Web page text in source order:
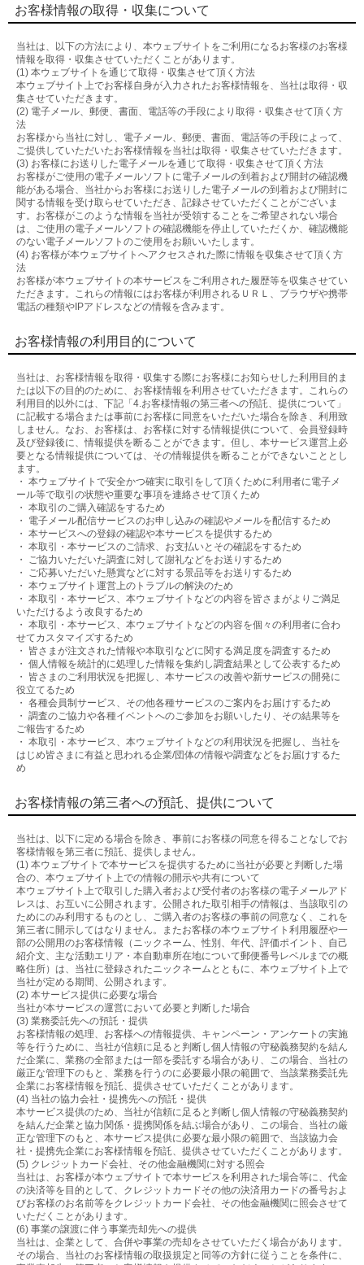
お客様情報の取得・収集について
当社は、以下の方法により、本ウェブサイトをご利用になるお客様のお客様
情報を取得・収集させていただくことがあります。
(1) 本ウェブサイトを通じて取得・収集させて頂く方法
本ウェブサイト上でお客様自身が入力されたお客様情報を、当社は取得・収
集させていただきます。
(2) 電子メール、郵便、書面、電話等の手段により取得・収集させて頂く方
法
お客様から当社に対し、電子メール、郵便、書面、電話等の手段によって、
ご提供していただいたお客様情報を当社は取得・収集させていただきます。
(3) お客様にお送りした電子メールを通じて取得・収集させて頂く方法
お客様がご使用の電子メールソフトに電子メールの到着および開封の確認機
能がある場合、当社からお客様にお送りした電子メールの到着および開封に
関する情報を受け取らせていただき、記録させていただくことがございま
す。お客様がこのような情報を当社が受領することをご希望されない場合
は、ご使用の電子メールソフトの確認機能を停止していただくか、確認機能
のない電子メールソフトのご使用をお願いいたします。
(4) お客様が本ウェブサイトへアクセスされた際に情報を収集させて頂く方
法
お客様が本ウェブサイトの本サービスをご利用された履歴等を収集させてい
ただきます。これらの情報にはお客様が利用されるＵＲＬ、ブラウザや携帯
電話の種類やIPアドレスなどの情報を含みます。
お客様情報の利用目的について
当社は、お客様情報を取得・収集する際にお客様にお知らせした利用目的ま
たは以下の目的のために、お客様情報を利用させていただきます。これらの
利用目的以外には、下記「4.お客様情報の第三者への預託、提供について」
に記載する場合または事前にお客様に同意をいただいた場合を除き、利用致
しません。なお、お客様は、お客様に対する情報提供について、会員登録時
及び登録後に、情報提供を断ることができます。但し、本サービス運営上必
要となる情報提供については、その情報提供を断ることができないこととし
ます。
・ 本ウェブサイトで安全かつ確実に取引をして頂くために利用者に電子メ
ール等で取引の状態や重要な事項を連絡させて頂くため
・ 本取引のご購入確認をするため
・ 電子メール配信サービスのお申し込みの確認やメールを配信するため
・ 本サービスへの登録の確認や本サービスを提供するため
・ 本取引・本サービスのご請求、お支払いとその確認をするため
・ ご協力いただいた調査に対して謝礼などをお送りするため
・ ご応募いただいた懸賞などに対する景品等をお送りするため
・ 本ウェブサイト運営上のトラブルの解決のため
・ 本取引・本サービス、本ウェブサイトなどの内容を皆さまがよりご満足
いただけるよう改良するため
・ 本取引・本サービス、本ウェブサイトなどの内容を個々の利用者に合わ
せてカスタマイズするため
・ 皆さまが注文された情報や本取引などに関する満足度を調査するため
・ 個人情報を統計的に処理した情報を集約し調査結果として公表するため
・ 皆さまのご利用状況を把握し、本サービスの改善や新サービスの開発に
役立てるため
・ 各種会員制サービス、その他各種サービスのご案内をお届けするため
・ 調査のご協力や各種イベントへのご参加をお願いしたり、その結果等を
ご報告するため
・ 本取引・本サービス、本ウェブサイトなどの利用状況を把握し、当社を
はじめ皆さまに有益と思われる企業/団体の情報や調査などをお届けするた
め
お客様情報の第三者への預託、提供について
当社は、以下に定める場合を除き、事前にお客様の同意を得ることなしでお
客様情報を第三者に預託、提供しません。
(1) 本ウェブサイトで本サービスを提供するために当社が必要と判断した場
合の、本ウェブサイト上での情報の開示や共有について
本ウェブサイト上で取引した購入者および受付者のお客様の電子メールアド
レスは、お互いに公開されます。公開された取引相手の情報は、当該取引の
ためにのみ利用するものとし、ご購入者のお客様の事前の同意なく、これを
第三者に開示してはなりません。またお客様の本ウェブサイト利用履歴や一
部の公開用のお客様情報（ニックネーム、性別、年代、評価ポイント、自己
紹介文、主な活動エリア・本自動車所在地について郵便番号レベルまでの概
略住所）は、当社に登録されたニックネームとともに、本ウェブサイト上で
当社が定める期間、公開されます。
(2) 本サービス提供に必要な場合
当社が本サービスの運営において必要と判断した場合
(3) 業務委託先への預託・提供
お客様情報の処理、お客様への情報提供、キャンペーン・アンケートの実施
等を行うために、当社が信頼に足ると判断し個人情報の守秘義務契約を結ん
だ企業に、業務の全部または一部を委託する場合があり、この場合、当社の
厳正な管理下のもと、業務を行うのに必要最小限の範囲で、当該業務委託先
企業にお客様情報を預託、提供させていただくことがあります。
(4) 当社の協力会社・提携先への預託・提供
本サービス提供のため、当社が信頼に足ると判断し個人情報の守秘義務契約
を結んだ企業と協力関係・提携関係を結ぶ場合があり、この場合、当社の厳
正な管理下のもと、本サービス提供に必要な最小限の範囲で、当該協力会
社・提携先企業にお客様情報を預託、提供させていただくことがあります。
(5) クレジットカード会社、その他金融機関に対する照会
当社は、お客様が本ウェブサイトで本サービスを利用された場合等に、代金
の決済等を目的として、クレジットカードその他の決済用カードの番号およ
びお客様のお名前等をクレジットカード会社、その他金融機関に照会させて
いただくことがあります。
(6) 事業の譲渡に伴う事業売却先への提供
当社は、企業として、合併や事業の売却をさせていただく場合があります。
その場合、当社のお客様情報の取扱規定と同等の方針に従うことを条件に、